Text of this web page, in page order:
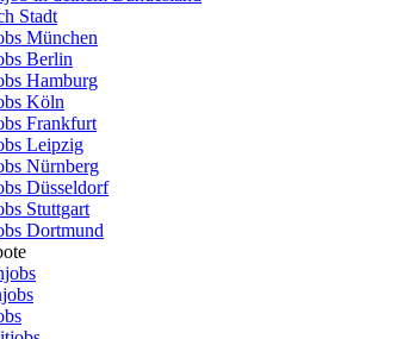
Stadt
München
Berlin
Hamburg
Köln
Frankfurt
Leipzig
Nürnberg
Düsseldorf
Stuttgart
Dortmund